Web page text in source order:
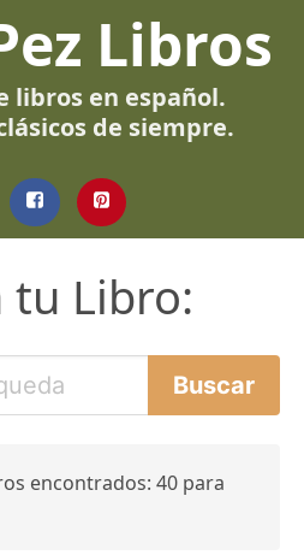
Libros
libros en español.
de siempre.
tu Libro:
encontrados: 40 para